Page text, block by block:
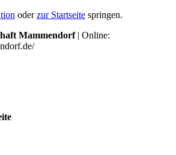
oderzur Startseite springen.
Mammendorf| Online: